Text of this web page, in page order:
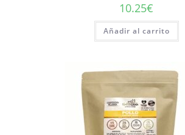
10.25€
Añadir al carrito